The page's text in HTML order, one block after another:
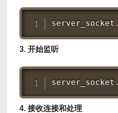
server_socket .
3. 开始监听
server_socket .
4. 接收连接和处理